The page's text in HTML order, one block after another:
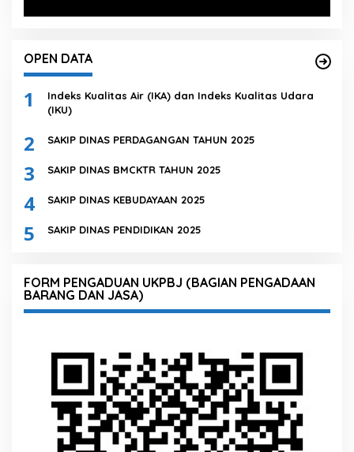
OPEN DATA
1
Indeks Kualitas Air (IKA) dan Indeks Kualitas Udara
(IKU)
2 SAKIP DINAS PERDAGANGAN TAHUN 2025
3 SAKIP DINAS BMCKTR TAHUN 2025
4 SAKIP DINAS KEBUDAYAAN 2025
5 SAKIP DINAS PENDIDIKAN 2025
FORM PENGADUAN UKPBJ (BAGIAN PENGADAAN
BARANG DAN JASA)